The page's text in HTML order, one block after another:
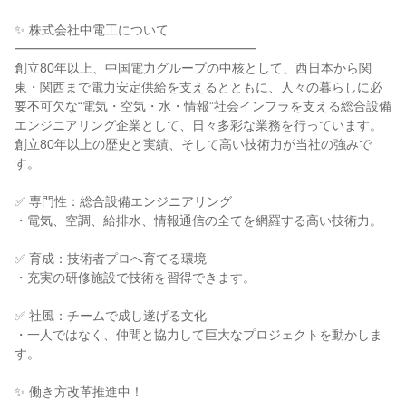
✨ 株式会社中電工について
━━━━━━━━━━━━━━━━━━━
創立80年以上、中国電力グループの中核として、西日本から関
東・関西まで電力安定供給を支えるとともに、人々の暮らしに必
要不可欠な“電気・空気・水・情報”社会インフラを支える総合設備
エンジニアリング企業として、日々多彩な業務を行っています。
創立80年以上の歴史と実績、そして高い技術力が当社の強みで
す。
✅ 専門性：総合設備エンジニアリング
・電気、空調、給排水、情報通信の全てを網羅する高い技術力。
✅ 育成：技術者プロへ育てる環境
・充実の研修施設で技術を習得できます。
✅ 社風：チームで成し遂げる文化
・一人ではなく、仲間と協力して巨大なプロジェクトを動かしま
す。
✨ 働き方改革推進中！